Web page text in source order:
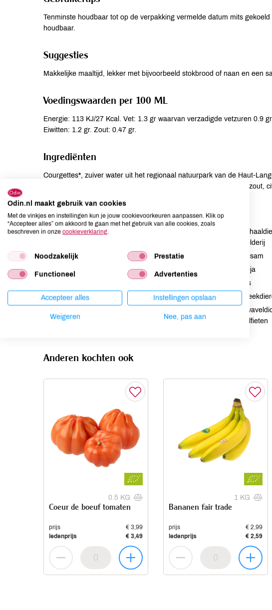
Tenminste houdbaar tot op de verpakking vermelde datum mits
houdbaar.
Suggesties
Makkelijke maaltijd, lekker met bijvoorbeeld stokbrood of naan en een
Voedingswaarden per 100 ML
Energie: 113 KJ/27 Kcal. Vet: 1.3 gr waarvan verzadigde vetzuren 0.9
Eiwitten: 1.2 gr. Zout: 0.47 gr.
Ingrediënten
Courgettes*, zuiver water uit het regionaal natuurpark van de Haut-
(kokosnootextract*, water), koriander*, 100% natuurlijk Guérandezout,
Allergenen
Aardnoten
Gluten
kan bevatten
Lactose
kan bevatten
Mosterd
kan bevatten
Noten
Selderij
Sesam
Soja
Vis
sulfieten
Anderen kochten ook
0.5 KG
Coeur de boeuf tomaten
prijs
€ 3,99
ledenprijs
€ 3,49
1 KG
Bananen fair trade
prijs
€ 2,99
ledenprijs
€ 2,59
Odin.nl maakt gebruik van cookies
Met de vinkjes en instellingen kun je jouw cookievoorkeuren aanpassen. Klik op
“Accepteer alles” om akkoord te gaan met het gebruik van alle cookies, zoals
beschreven in onze cookieverklaring.
Noodzakelijk Prestatie
Functioneel Advertenties
Accepteer alles Instellingen opslaan
Weigeren Nee, pas aan